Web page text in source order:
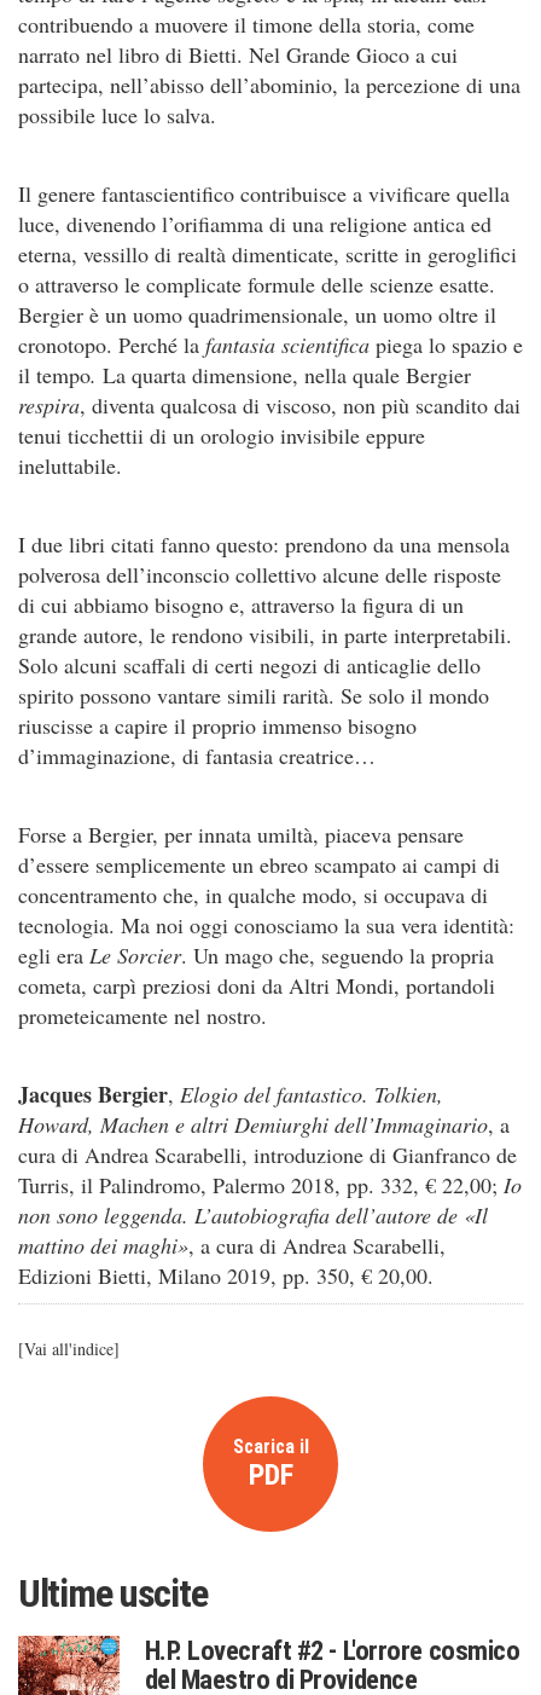
contribuendo a muovere il timone della storia, come
narrato nel libro di Bietti. Nel Grande Gioco a cui
partecipa, nell’abisso dell’abominio, la percezione di una
possibile luce lo salva.
Il genere fantascientifico contribuisce a vivificare quella
luce, divenendo l’orifiamma di una religione antica ed
eterna, vessillo di realtà dimenticate, scritte in geroglifici
o attraverso le complicate formule delle scienze esatte.
Bergier è un uomo quadrimensionale, un uomo oltre il
cronotopo. Perché la fantasia scientifica piega lo spazio e
il tempo. La quarta dimensione, nella quale Bergier
respira, diventa qualcosa di viscoso, non più scandito dai
tenui ticchettii di un orologio invisibile eppure
ineluttabile.
I due libri citati fanno questo: prendono da una mensola
polverosa dell’inconscio collettivo alcune delle risposte
di cui abbiamo bisogno e, attraverso la figura di un
grande autore, le rendono visibili, in parte interpretabili.
Solo alcuni scaffali di certi negozi di anticaglie dello
spirito possono vantare simili rarità. Se solo il mondo
riuscisse a capire il proprio immenso bisogno
d’immaginazione, di fantasia creatrice…
Forse a Bergier, per innata umiltà, piaceva pensare
d’essere semplicemente un ebreo scampato ai campi di
concentramento che, in qualche modo, si occupava di
tecnologia. Ma noi oggi conosciamo la sua vera identità:
egli era Le Sorcier. Un mago che, seguendo la propria
cometa, carpì preziosi doni da Altri Mondi, portandoli
prometeicamente nel nostro.
Jacques Bergier, Elogio del fantastico. Tolkien,
Howard, Machen e altri Demiurghi dell’Immaginario, a
cura di Andrea Scarabelli, introduzione di Gianfranco de
Turris, il Palindromo, Palermo 2018, pp. 332, € 22,00; Io
non sono leggenda. L’autobiografia dell’autore de «Il
mattino dei maghi», a cura di Andrea Scarabelli,
Edizioni Bietti, Milano 2019, pp. 350, € 20,00.
[Vai all'indice]
Scarica il
PDF
Ultime uscite
H.P. Lovecraft #2 - L'orrore cosmico
del Maestro di Providence